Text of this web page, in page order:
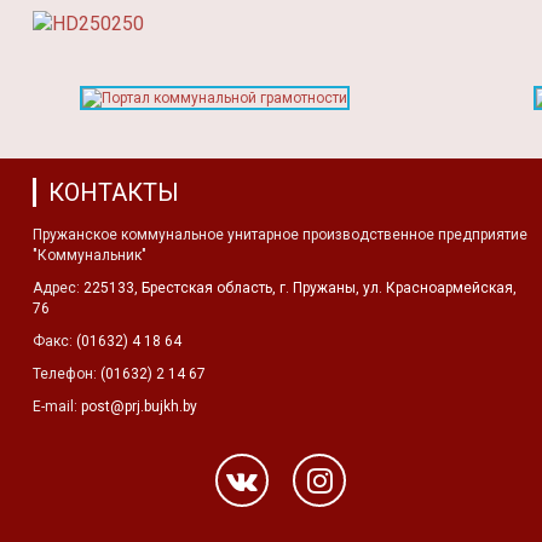
КОНТАКТЫ
Пружанское коммунальное унитарное производственное предприятие
"Коммунальник"
Адрес: 225133, Брестская область, г. Пружаны, ул. Красноармейская,
76
Факс: (01632) 4 18 64
Телефон: (01632) 2 14 67
E-mail: post@prj.bujkh.by